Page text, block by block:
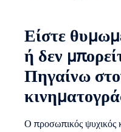
Είστε
ή δεν
Πηγαίνω
Ο προσωπικός ψυχικός